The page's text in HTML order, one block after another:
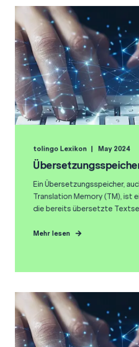
tolingo Lexikon May 2024
Ein Übersetzungsspeicher,
Translation Memory (TM), ist
die bereits übersetzte
Mehr lesen